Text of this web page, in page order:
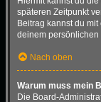
späteren Zeitpunkt
Beitrag kannst du mit
deinem persönlichen
Nach oben
Warum muss mein
Die Board-